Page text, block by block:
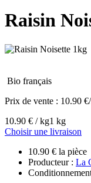
Raisin
Bio français
Prix de vente : 10.90
10.90 € / kg1 kg
Choisir une livraison
10.90 € la pièce
Producteur : La